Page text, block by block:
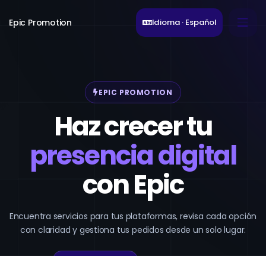
Epic Promotion Idioma · Español
EPIC PROMOTION
Haz crecer tu
presencia digital
con Epic
Encuentra servicios para tus plataformas, revisa cada opción
con claridad y gestiona tus pedidos desde un solo lugar.